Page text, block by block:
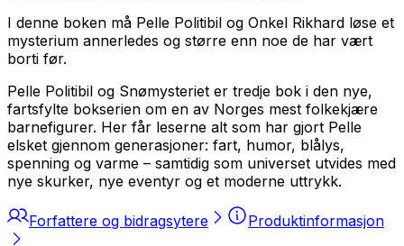
I denne boken må Pelle Politibil og Onkel Rikhard løse et
mysterium annerledes og større enn noe de har vært
borti før.
Pelle Politibil og Snømysteriet er tredje bok i den nye,
fartsfylte bokserien om en av Norges mest folkekjære
barnefigurer. Her får leserne alt som har gjort Pelle
elsket gjennom generasjoner: fart, humor, blålys,
spenning og varme – samtidig som universet utvides med
nye skurker, nye eventyr og et moderne uttrykk.
Forfattere og bidragsytere Produktinformasjon